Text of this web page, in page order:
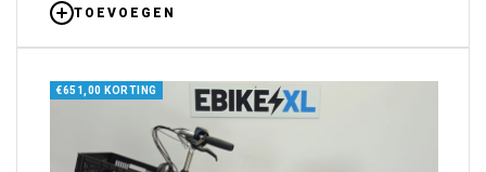
TOEVOEGEN
€651,00 KORTING